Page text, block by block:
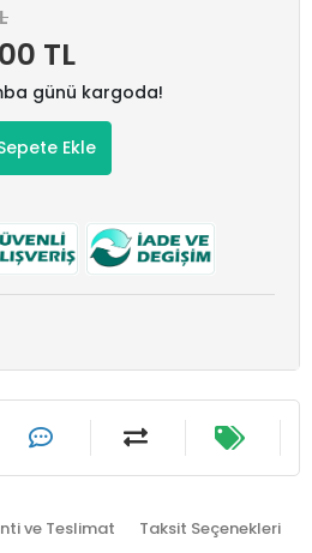
TL
günü kargoda!
Ekle
ve Teslimat Taksit Seçenekleri